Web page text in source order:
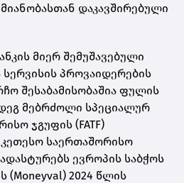
დაკავშირებული
მიერ შემუშავებული
პროვაიდერების
შესაბამისობაშია ფულის
მებრძოლი სპეციალურ
ჯგუფის (FATF)
საერთაშორისო
ევროპის საბჭოს
(Moneyval) 2024 წლის